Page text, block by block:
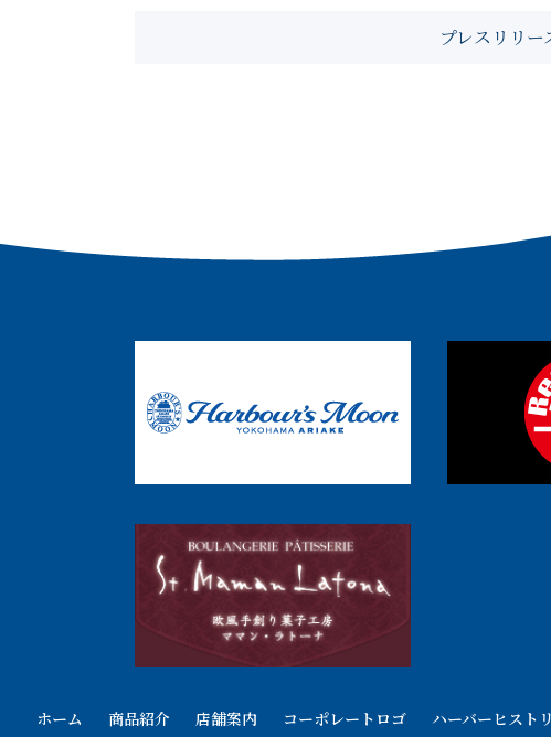
プレスリリー
ホーム 商品紹介 店舗案内 コーポレートロゴ ハーバーヒスト